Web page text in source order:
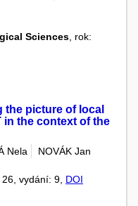
Sciences , rok:
the picture of local
in the context of the
Nela
NOVÁK Jan
vydání: 9, DOI